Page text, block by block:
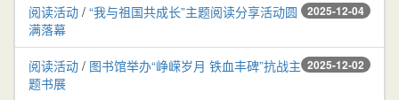
2025-12-04
阅读活动 / “我与祖国共成长”主题阅读分享活动圆
满落幕
2025-12-02
阅读活动 / 图书馆举办“峥嵘岁月 铁血丰碑”抗战主
题书展